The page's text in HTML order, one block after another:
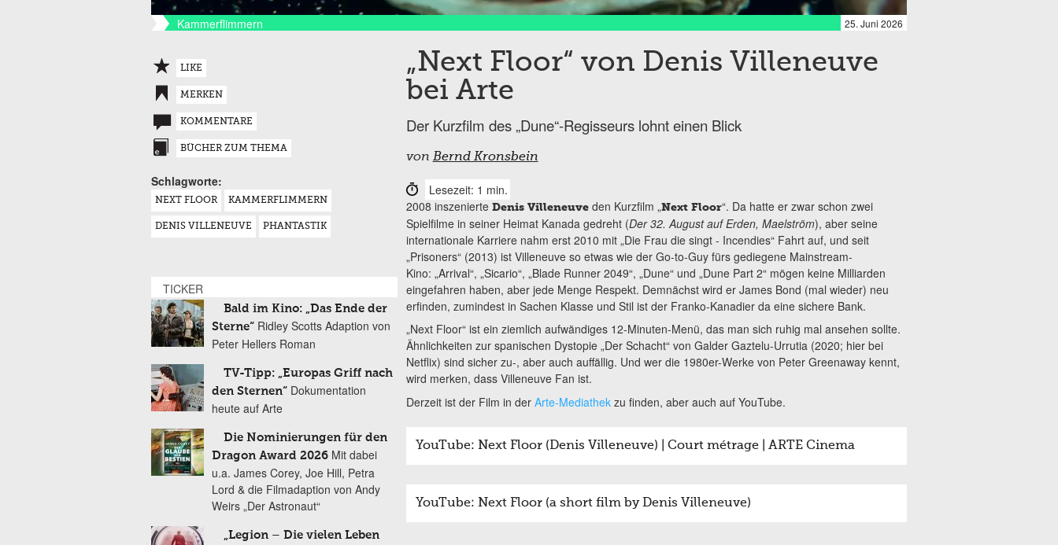
Kammerflimmern 25. Juni 2026
„Next Floor“ von Denis Villeneuve
bei Arte
Der Kurzfilm des „Dune“-Regisseurs lohnt einen Blick
von Bernd Kronsbein
Lesezeit: 1 min.
2008 inszenierte Denis Villeneuveden Kurzfilm „Next Floor“. Da hatte er zwar schon zwei
Spielfilme in seiner Heimat Kanada gedreht (Der 32. August auf Erden, Maelström), aber seine
internationale Karriere nahm erst 2010 mit „Die Frau die singt - Incendies“ Fahrt auf, und seit
„Prisoners“ (2013) ist Villeneuve so etwas wie der Go-to-Guy fürs gediegene Mainstream-
Kino: „Arrival“, „Sicario“, „Blade Runner 2049“, „Dune“ und „Dune Part 2“ mögen keine Milliarden
eingefahren haben, aber jede Menge Respekt. Demnächst wird er James Bond (mal wieder) neu
erfinden, zumindest in Sachen Klasse und Stil ist der Franko-Kanadier da eine sichere Bank.
„Next Floor“ ist ein ziemlich aufwändiges 12-Minuten-Menü, das man sich ruhig mal ansehen sollte.
Ähnlichkeiten zur spanischen Dystopie „Der Schacht“ von Galder Gaztelu-Urrutia (2020; hier bei
Netflix) sind sicher zu-, aber auch auffällig. Und wer die 1980er-Werke von Peter Greenaway kennt,
wird merken, dass Villeneuve Fan ist.
Derzeit ist der Film in der Arte-Mediathekzu finden, aber auch auf YouTube.
YouTube: Next Floor (Denis Villeneuve) | Court métrage | ARTE Cinema
YouTube: Next Floor (a short film by Denis Villeneuve)
LIKE
MERKEN
KOMMENTARE
BÜCHER ZUM THEMA
Schlagworte:
NEXT FLOOR KAMMERFLIMMERN
DENIS VILLENEUVE PHANTASTIK
TICKER
Bald im Kino: „Das Ende der
Sterne“ Ridley Scotts Adaption von
Peter Hellers Roman
TV-Tipp: „Europas Griff nach
den Sternen“ Dokumentation
heute auf Arte
Die Nominierungen für den
Dragon Award 2026 Mit dabei
u.a. James Corey, Joe Hill, Petra
Lord & die Filmadaption von Andy
Weirs „Der Astronaut“
„Legion – Die vielen Leben